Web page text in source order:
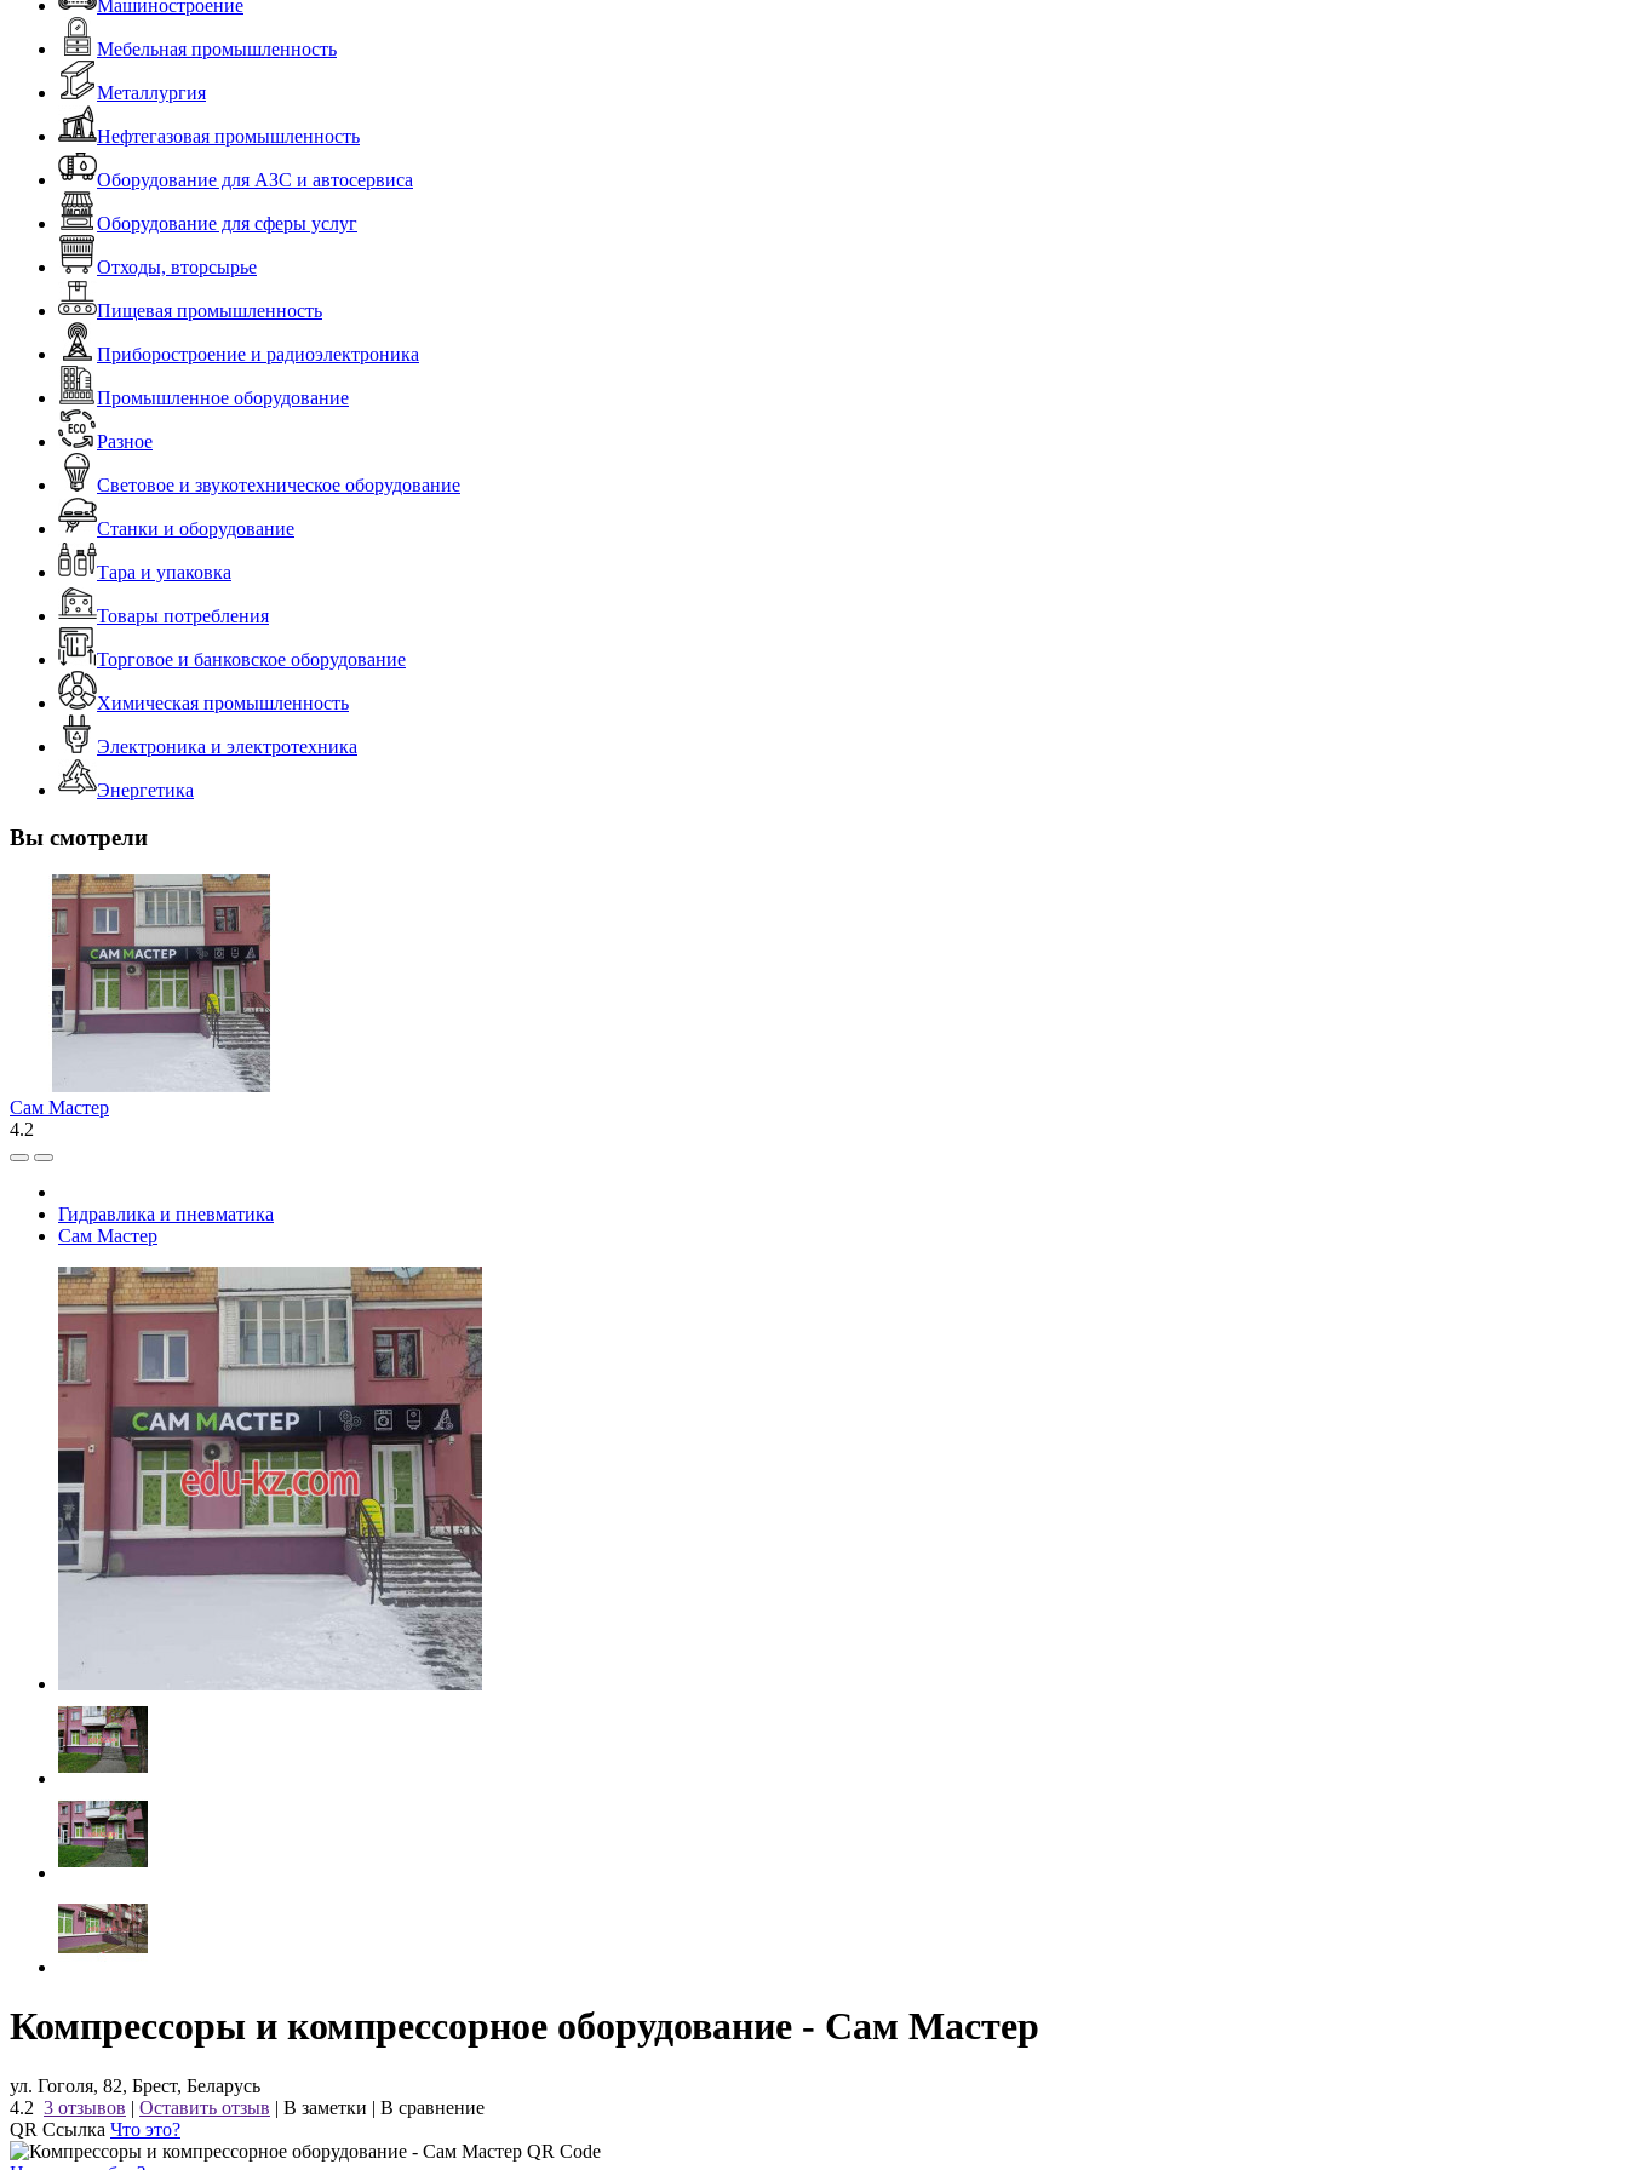
Машиностроение
Мебельная промышленность
Металлургия
Нефтегазовая промышленность
Оборудование для АЗС и автосервиса
Оборудование для сферы услуг
Отходы, вторсырье
Пищевая промышленность
Приборостроение и радиоэлектроника
Промышленное оборудование
Разное
Световое и звукотехническое оборудование
Станки и оборудование
Тара и упаковка
Товары потребления
Торговое и банковское оборудование
Химическая промышленность
Электроника и электротехника
Энергетика
Вы смотрели
Сам Мастер
4.2
Гидравлика и пневматика
Сам Мастер
Компрессоры и компрессорное оборудование - Сам Мастер
ул. Гоголя, 82, Брест, Беларусь
4.2 3 отзывов | Оставить отзыв | В заметки | В сравнение
QR Ссылка Что это?